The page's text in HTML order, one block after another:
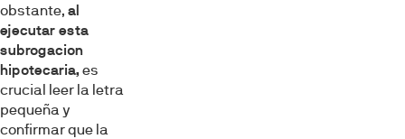
obstante, al
ejecutar esta
subrogacion
hipotecaria, es
crucial leer la letra
pequeña y
confirmar que la